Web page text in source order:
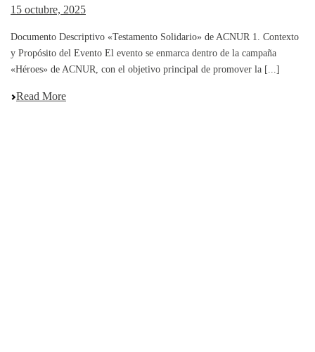
15 octubre, 2025
Documento Descriptivo «Testamento Solidario» de ACNUR 1. Contexto
y Propósito del Evento El evento se enmarca dentro de la campaña
«Héroes» de ACNUR, con el objetivo principal de promover la [...]
Read More